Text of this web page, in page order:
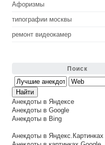
Афоризмы
типографии москвы
ремонт видеокамер
Поиск
Анекдоты в Яндексе
Анекдоты в Google
Анекдоты в Bing
Анекдоты в Яндекс.Картинках